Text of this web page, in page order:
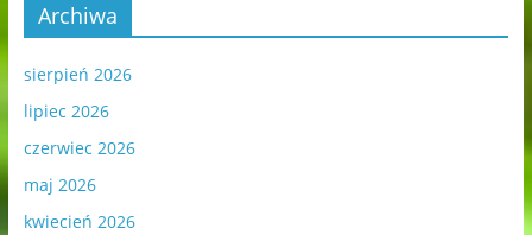
Archiwa
sierpień 2026
lipiec 2026
czerwiec 2026
maj 2026
kwiecień 2026